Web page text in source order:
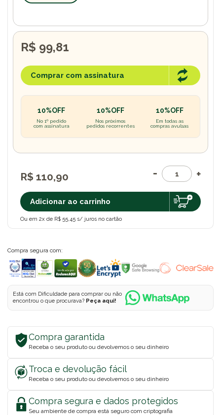
R$ 110,90
Adicionar ao carrinho
Ou em 2x de R$ 55,45 s/ juros no cartão
R$ 99,81
Comprar com assinatura
10%OFF
No 1º pedido
com assinatura
10%OFF
Nos próximos
pedidos recorrentes
10%OFF
Em todas as
compras avulsas
Compra segura com:
Está com Dificuldade para comprar ou não
encontrou o que procurava? Peça aqui!
Compra garantida
Receba o seu produto ou devolvemos o seu dinheiro
Troca e devolução fácil
Receba o seu produto ou devolvemos o seu dinheiro
Compra segura e dados protegidos
Seu ambiente de compra está seguro com criptografia